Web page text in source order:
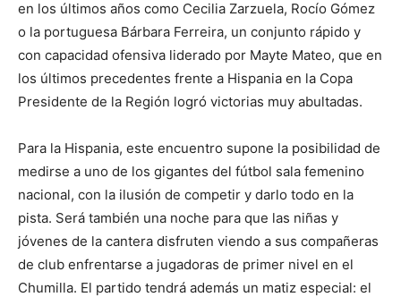
en los últimos años como Cecilia Zarzuela, Rocío Gómez
o la portuguesa Bárbara Ferreira, un conjunto rápido y
con capacidad ofensiva liderado por Mayte Mateo, que en
los últimos precedentes frente a Hispania en la Copa
Presidente de la Región logró victorias muy abultadas.
Para la Hispania, este encuentro supone la posibilidad de
medirse a uno de los gigantes del fútbol sala femenino
nacional, con la ilusión de competir y darlo todo en la
pista. Será también una noche para que las niñas y
jóvenes de la cantera disfruten viendo a sus compañeras
de club enfrentarse a jugadoras de primer nivel en el
Chumilla. El partido tendrá además un matiz especial: el